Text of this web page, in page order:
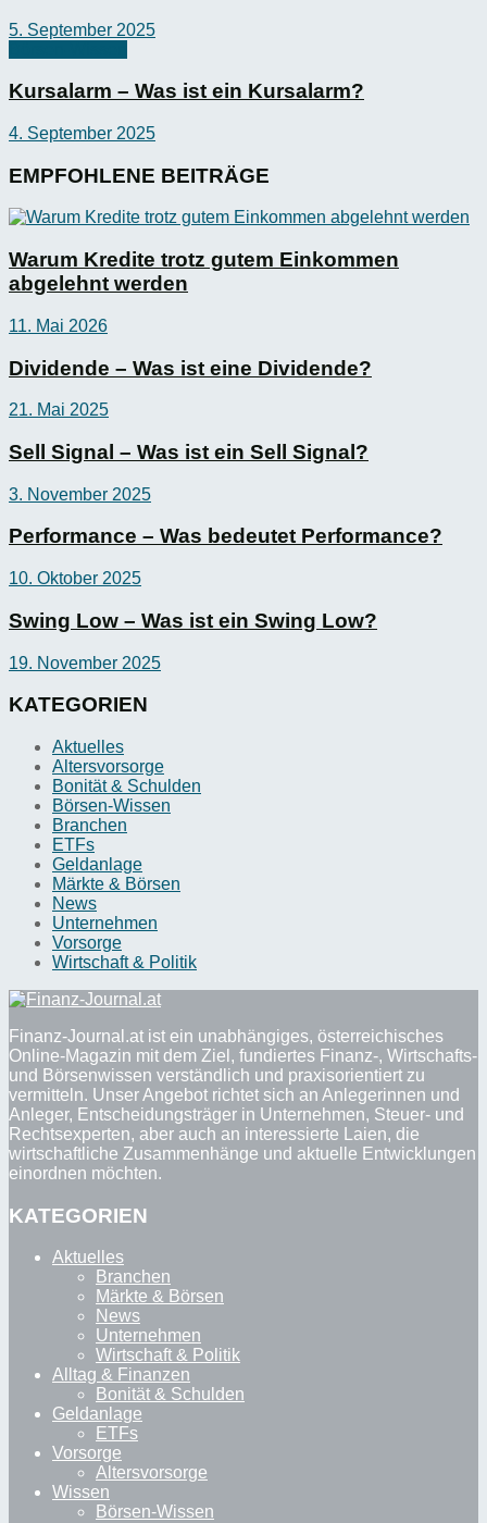
5. September 2025
Kursalarm – Was ist ein Kursalarm?
4. September 2025
EMPFOHLENE BEITRÄGE
Warum Kredite trotz gutem Einkommen
abgelehnt werden
11. Mai 2026
Dividende – Was ist eine Dividende?
21. Mai 2025
Sell Signal – Was ist ein Sell Signal?
3. November 2025
Performance – Was bedeutet Performance?
10. Oktober 2025
Swing Low – Was ist ein Swing Low?
19. November 2025
KATEGORIEN
Aktuelles
Altersvorsorge
Bonität & Schulden
Börsen-Wissen
Branchen
ETFs
Geldanlage
Märkte & Börsen
News
Unternehmen
Vorsorge
Wirtschaft & Politik
Finanz-Journal.at ist ein unabhängiges, österreichisches
Online-Magazin mit dem Ziel, fundiertes Finanz-, Wirtschafts-
und Börsenwissen verständlich und praxisorientiert zu
vermitteln. Unser Angebot richtet sich an Anlegerinnen und
Anleger, Entscheidungsträger in Unternehmen, Steuer- und
Rechtsexperten, aber auch an interessierte Laien, die
wirtschaftliche Zusammenhänge und aktuelle Entwicklungen
einordnen möchten.
KATEGORIEN
Aktuelles
Branchen
Märkte & Börsen
News
Unternehmen
Wirtschaft & Politik
Alltag & Finanzen
Bonität & Schulden
Geldanlage
ETFs
Vorsorge
Altersvorsorge
Wissen
Börsen-Wissen